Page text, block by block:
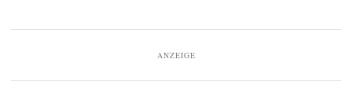
ANZEIGE